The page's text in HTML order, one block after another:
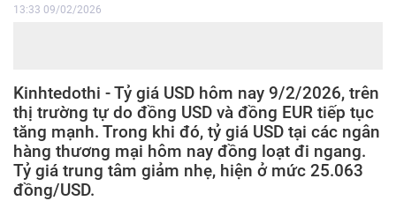
13:33 09/02/2026
Kinhtedothi - Tỷ giá USD hôm nay 9/2/2026, trên
thị trường tự do đồng USD và đồng EUR tiếp tục
tăng mạnh. Trong khi đó, tỷ giá USD tại các ngân
hàng thương mại hôm nay đồng loạt đi ngang.
Tỷ giá trung tâm giảm nhẹ, hiện ở mức 25.063
đồng/USD.